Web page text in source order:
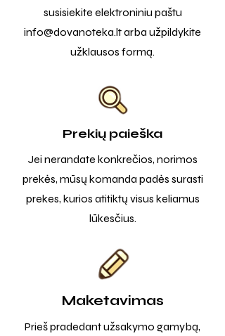
susisiekite elektroniniu paštu
info@dovanoteka.ltarba užpildykite
užklausos formą.
Prekių paieška
Jei nerandate konkrečios, norimos
prekės, mūsų komanda padės surasti
prekes, kurios atitiktų visus keliamus
lūkesčius.
Maketavimas
Prieš pradedant užsakymo gamybą,